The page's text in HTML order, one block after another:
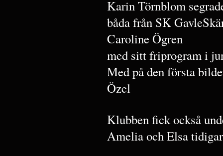
Karin Törnblom
båda från SK
Caroline Ögren
med sitt friprogram i
Med på den första
Özel
Klubben fick också
Amelia och Elsa